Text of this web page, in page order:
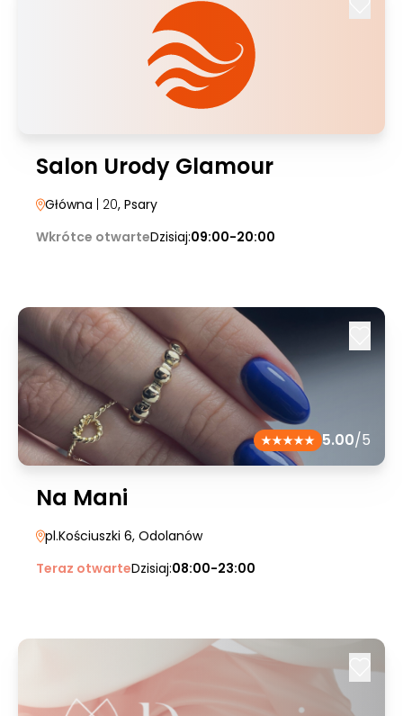
Salon Urody Glamour
Główna | 20, Psary
Wkrótce otwarteDzisiaj:09:00-20:00
5.00/5
Na Mani
pl.Kościuszki 6, Odolanów
Teraz otwarteDzisiaj:08:00-23:00